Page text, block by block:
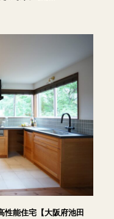
性能住宅【大阪府池田